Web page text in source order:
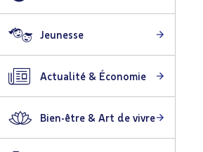
Jeunesse
Actualité & Économie
Bien-être & Art de vivre